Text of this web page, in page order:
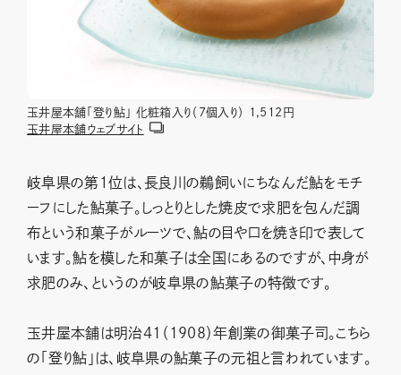
玉井屋本舗「登り鮎」 化粧箱入り（7個入り） 1,512円
玉井屋本舗ウェブサイト
岐阜県の第１位は、長良川の鵜飼いにちなんだ鮎をモチ
ーフにした鮎菓子。しっとりとした焼皮で求肥を包んだ調
布という和菓子がルーツで、鮎の目や口を焼き印で表して
います。鮎を模した和菓子は全国にあるのですが、中身が
求肥のみ、というのが岐阜県の鮎菓子の特徴です。
玉井屋本舗は明治41（1908）年創業の御菓子司。こちら
の「登り鮎」は、岐阜県の鮎菓子の元祖と言われています。